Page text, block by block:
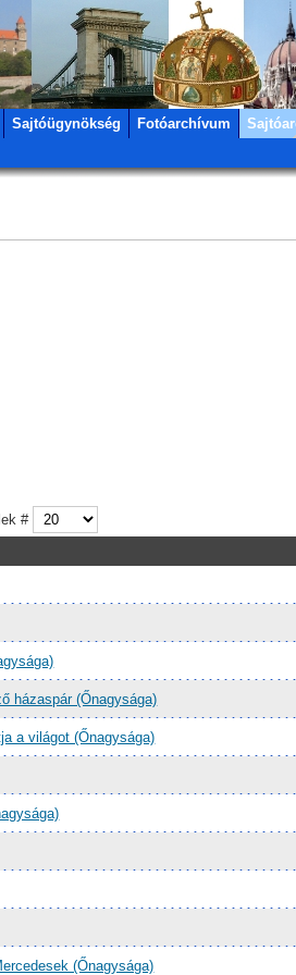
Sajtóügynökség Fotóarchívum
#
házaspár (Őnagysága)
a világot (Őnagysága)
(Őnagysága)